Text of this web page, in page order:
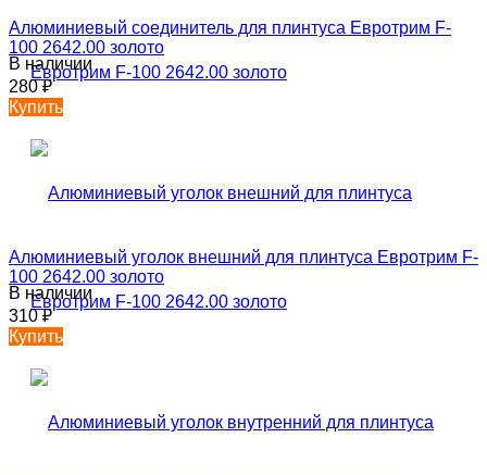
Алюминиевый соединитель для плинтуса Евротрим F-
100 2642.00 золото
В наличии
280₽
Купить
Алюминиевый уголок внешний для плинтуса Евротрим F-
100 2642.00 золото
В наличии
310₽
Купить